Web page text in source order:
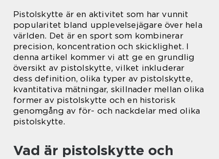
Pistolskytte är en aktivitet som har vunnit
popularitet bland upplevelsejägare över hela
världen. Det är en sport som kombinerar
precision, koncentration och skicklighet. I
denna artikel kommer vi att ge en grundlig
översikt av pistolskytte, vilket inkluderar
dess definition, olika typer av pistolskytte,
kvantitativa mätningar, skillnader mellan olika
former av pistolskytte och en historisk
genomgång av för- och nackdelar med olika
pistolskytte.
Vad är pistolskytte och